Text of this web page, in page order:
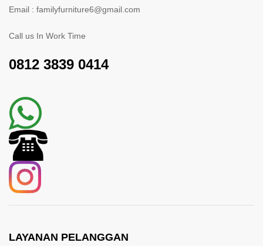
Email : familyfurniture6@gmail.com
Call us In Work Time
0812 3839 0414
LAYANAN PELANGGAN